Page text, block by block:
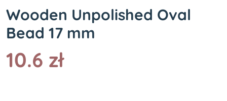
Wooden Unpolished Oval
Bead 17 mm
10.6 zł